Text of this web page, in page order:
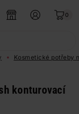
0
Kosmetické potřeby
konturovací